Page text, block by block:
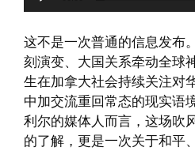
y
e
r
这不是一次普通的信息发布
刻演变、大国关系牵动全球
生在加拿大社会持续关注对
中加交流重回常态的现实语
利尔的媒体人而言，这场吹
的了解，更是一次关于和平